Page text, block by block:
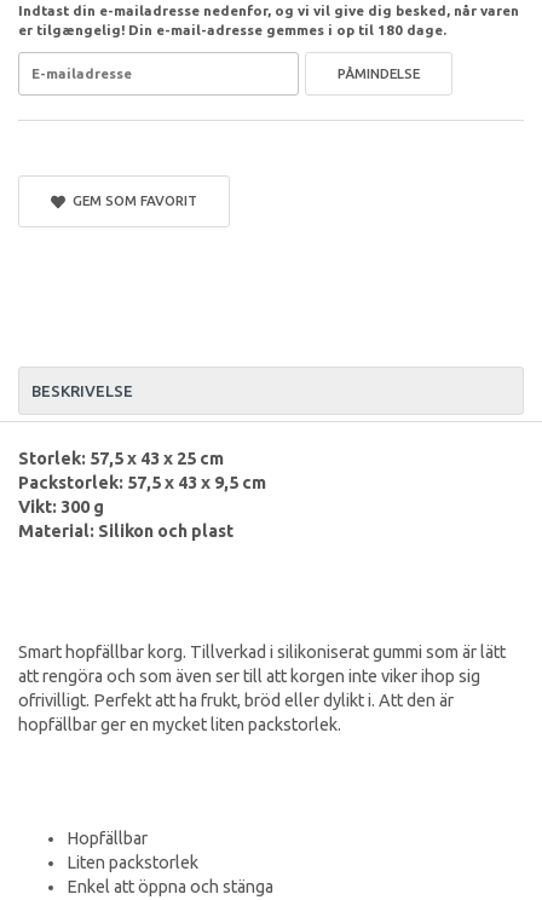
Indtast din e-mailadresse nedenfor, og vi vil give dig besked, når varen
er tilgængelig! Din e-mail-adresse gemmes i op til 180 dage.
PÅMINDELSE
GEM SOM FAVORIT
BESKRIVELSE
Storlek: 57,5 x 43 x 25 cm
Packstorlek: 57,5 x 43 x 9,5 cm
Vikt: 300 g
Material: Silikon och plast
Smart hopfällbar korg. Tillverkad i silikoniserat gummi som är lätt
att rengöra och som även ser till att korgen inte viker ihop sig
ofrivilligt. Perfekt att ha frukt, bröd eller dylikt i. Att den är
hopfällbar ger en mycket liten packstorlek.
Hopfällbar
Liten packstorlek
Enkel att öppna och stänga